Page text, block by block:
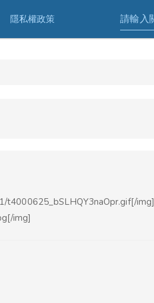
隱私權政策
t4000625_bSLHQY3naOpr.gif[/img]
img]